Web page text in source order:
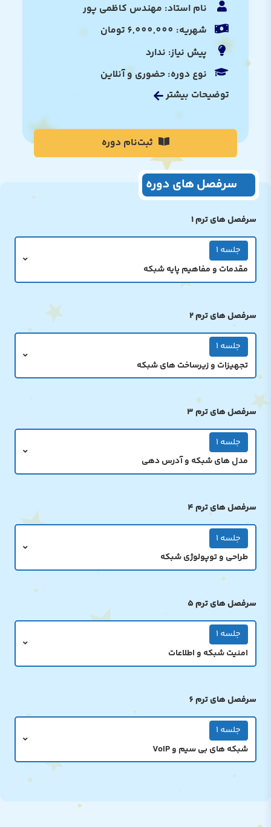
نام استاد: مهندس کاظمی پور
شهریه: 6,000,000 تومان
پیش نیاز: ندارد
نوع دوره: حضوری و آنلاین
توضیحات بیشتر
سرفصل های دوره
سرفصل های ترم 1
جلسه 1
مقدمات و مفاهیم پایه شبکه
سرفصل های ترم 2
جلسه 1
تجهیزات و زیرساخت های شبکه
سرفصل های ترم 3
جلسه 1
مدل های شبکه و آدرس دهی
سرفصل های ترم 4
جلسه 1
طراحی و توپولوژی شبکه
سرفصل های ترم 5
جلسه 1
امنیت شبکه و اطلاعات
سرفصل های ترم 6
جلسه 1
شبکه های بی سیم و VoIP